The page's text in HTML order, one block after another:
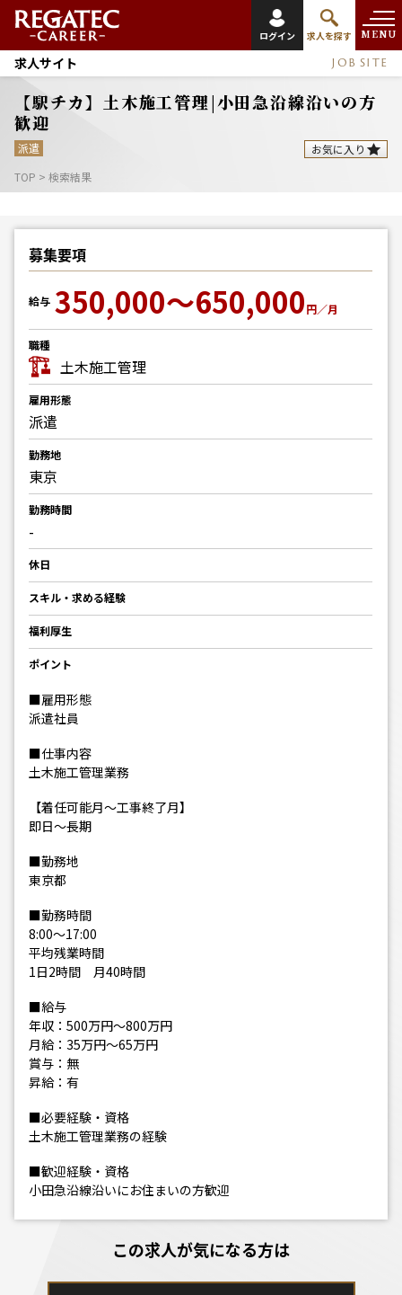
ログイン 求人を探す MENU
求人サイト JOB SITE
【駅チカ】土木施工管理|小田急沿線沿いの方
歓迎
派遣
お気に入り
TOP > 検索結果
募集要項
給与 350,000～650,000円／月
職種
土木施工管理
雇用形態
派遣
勤務地
東京
勤務時間
-
休日
スキル・求める経験
福利厚生
ポイント
■雇用形態
派遣社員
■仕事内容
土木施工管理業務
【着任可能月～工事終了月】
即日～長期
■勤務地
東京都
■勤務時間
8:00～17:00
平均残業時間
1日2時間 月40時間
■給与
年収：500万円～800万円
月給：35万円～65万円
賞与：無
昇給：有
■必要経験・資格
土木施工管理業務の経験
■歓迎経験・資格
小田急沿線沿いにお住まいの方歓迎
この求人が気になる方は